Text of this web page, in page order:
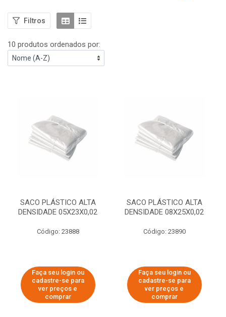
Filtros
10 produtos ordenados por:
SACO PLÁSTICO ALTA
DENSIDADE 05X23X0,02
Código: 23888
Faça seu login ou
cadastre-se para
ver preços e
comprar
SACO PLÁSTICO ALTA
DENSIDADE 08X25X0,02
Código: 23890
Faça seu login ou
cadastre-se para
ver preços e
comprar